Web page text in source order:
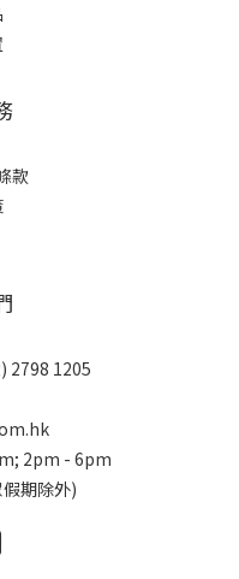
款
2798 1205
2pm - 6pm
期除外)